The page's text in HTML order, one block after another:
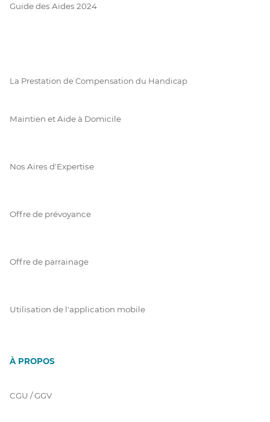
Guide des Aides 2024
La Prestation de Compensation du Handicap
Maintien et Aide à Domicile
Nos Aires d'Expertise
Offre de prévoyance
Offre de parrainage
Utilisation de l'application mobile
À PROPOS
CGU / GGV